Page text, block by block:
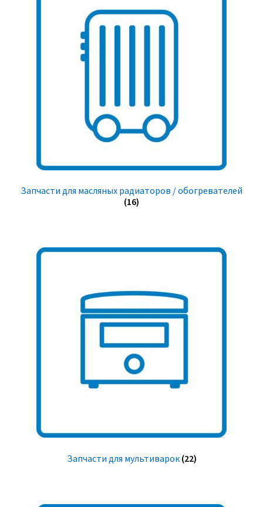
Запчасти для масляных радиаторов / обогревателей
(16)
Запчасти для мультиварок (22)